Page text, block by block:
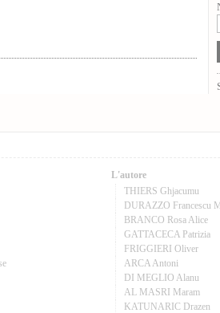
L'autore
THIERS Ghjacumu
DURAZZO Francescu
BRANCO Rosa Alice
GATTACECA Patrizia
FRIGGIERI Oliver
ARCA Antoni
DI MEGLIO Alanu
AL MASRI Maram
KATUNARIC Drazen